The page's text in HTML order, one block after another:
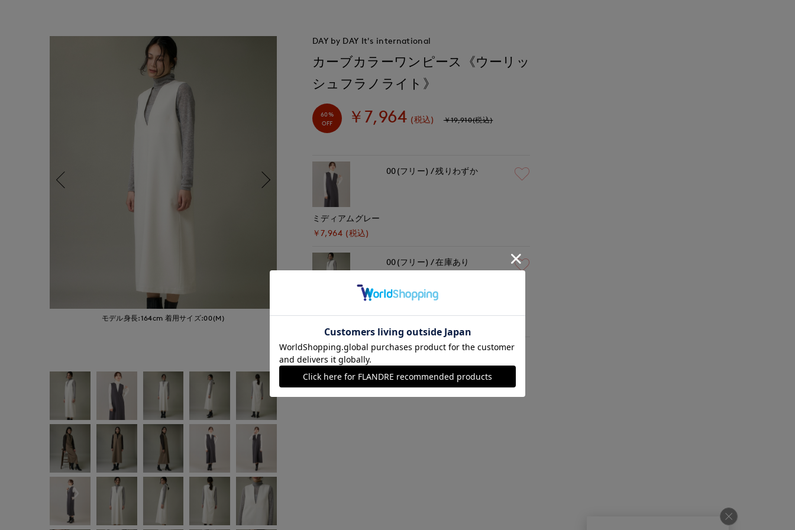
モデル身長:164cm 着用サイズ:00(M) モデル身長:167cm 着用サイズ:00(M)
DAY by DAY It's international
カーブカラーワンピース《ウーリッ
シュフラノライト》
60%
OFF
￥7,964 (税込) ￥19,910(税込)
ミディアムグレー
￥7,964 (税込)
00(フリー) 残りわずか
00(フリー) 在庫あり